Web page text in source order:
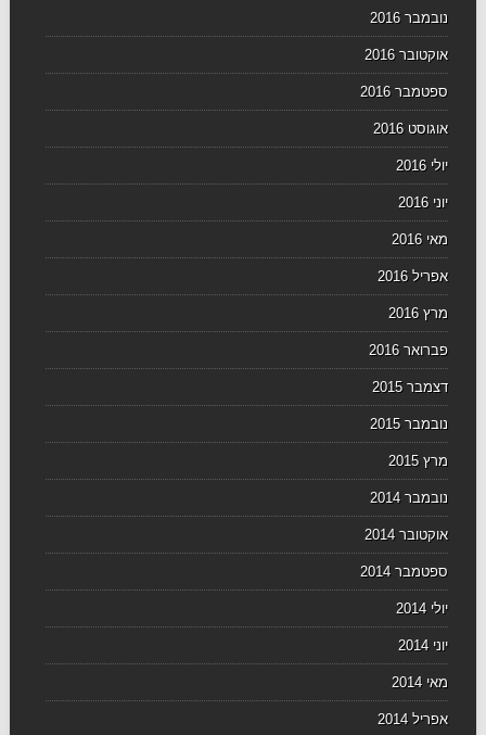
נובמבר 2016
אוקטובר 2016
ספטמבר 2016
אוגוסט 2016
יולי 2016
יוני 2016
מאי 2016
אפריל 2016
מרץ 2016
פברואר 2016
דצמבר 2015
נובמבר 2015
מרץ 2015
נובמבר 2014
אוקטובר 2014
ספטמבר 2014
יולי 2014
יוני 2014
מאי 2014
אפריל 2014